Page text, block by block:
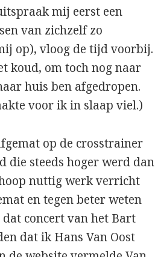
mij eerst een
van zichzelf zo
op), vloog de tijd voorbij.
koud, om toch nog naar
huis ben afgedropen.
voor ik in slaap viel.)
op de crosstrainer
die steeds hoger werd dan
nuttig werk verricht
en tegen beter weten
concert van het Bart
dat ik Hans Van Oost